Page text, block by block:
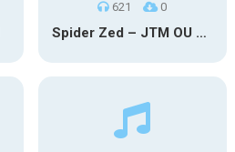
621 0
Spider Zed – JTM OU TG